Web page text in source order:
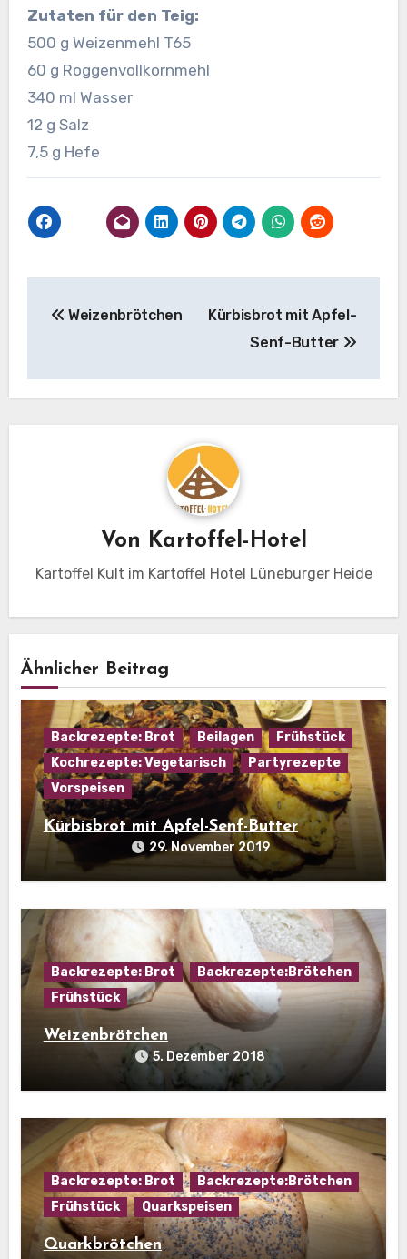
Zutaten für den Teig:
500 g Weizenmehl T65
60 g Roggenvollkornmehl
340 ml Wasser
12 g Salz
7,5 g Hefe
Weizenbrötchen
Kürbisbrot mit Apfel-
Senf-Butter
Von Kartoffel-Hotel
Kartoffel Kult im Kartoffel Hotel Lüneburger Heide
Ähnlicher Beitrag
Backrezepte: Brot Beilagen
Frühstück
Kochrezepte: Vegetarisch
Partyrezepte
Vorspeisen
Kürbisbrot mit Apfel-Senf-Butter
29. November 2019
Backrezepte: Brot
Backrezepte:Brötchen
Frühstück
Weizenbrötchen
5. Dezember 2018
Backrezepte: Brot
Backrezepte:Brötchen
Frühstück
Quarkspeisen
Quarkbrötchen